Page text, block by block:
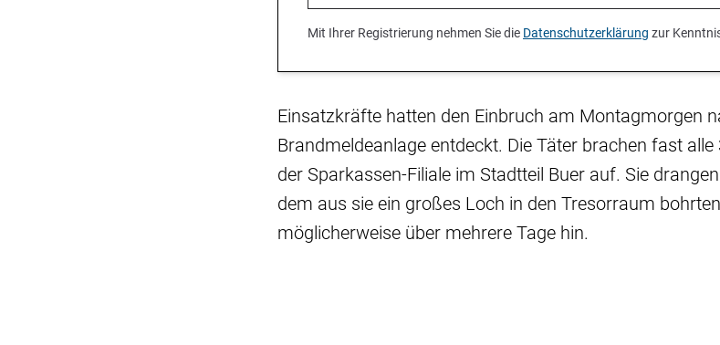
Mit Ihrer Registrierung nehmen Sie die Datenschutzerklärung zur
Einsatzkräfte hatten den Einbruch am Montagmorgen
Brandmeldeanlage entdeckt. Die Täter brachen fast
der Sparkassen-Filiale im Stadtteil Buer auf. Sie
dem aus sie ein großes Loch in den Tresorraum
möglicherweise über mehrere Tage hin.